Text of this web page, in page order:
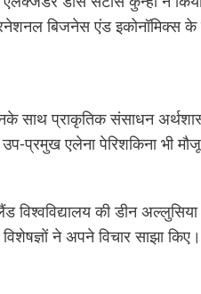
बिजनेस एंड इकोनॉमिक्स
साथ प्राकृतिक संसाधन
प्रमुख एलेना पेरिशकिना भी
विश्वविद्यालय की डीन
ने अपने विचार साझा